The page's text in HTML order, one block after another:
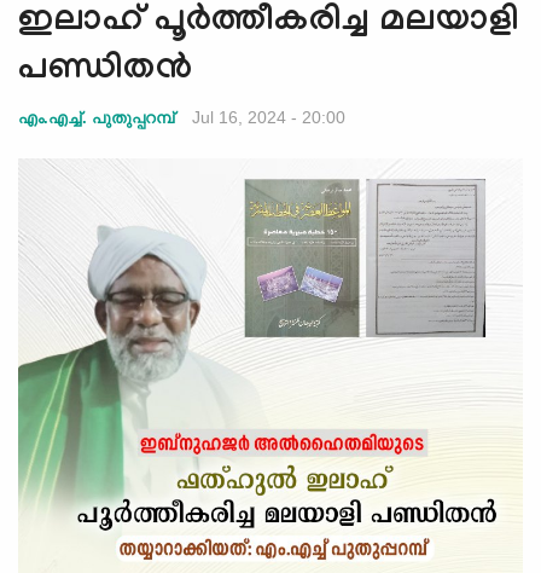
t
i
o
n
ഇലാഹ് പൂര്‍ത്തീകരിച്ച മലയാളി
പണ്ഡിതന്‍
എം.എച്ച്. പുതുപ്പറമ്പ് Jul 16, 2024 - 20:00